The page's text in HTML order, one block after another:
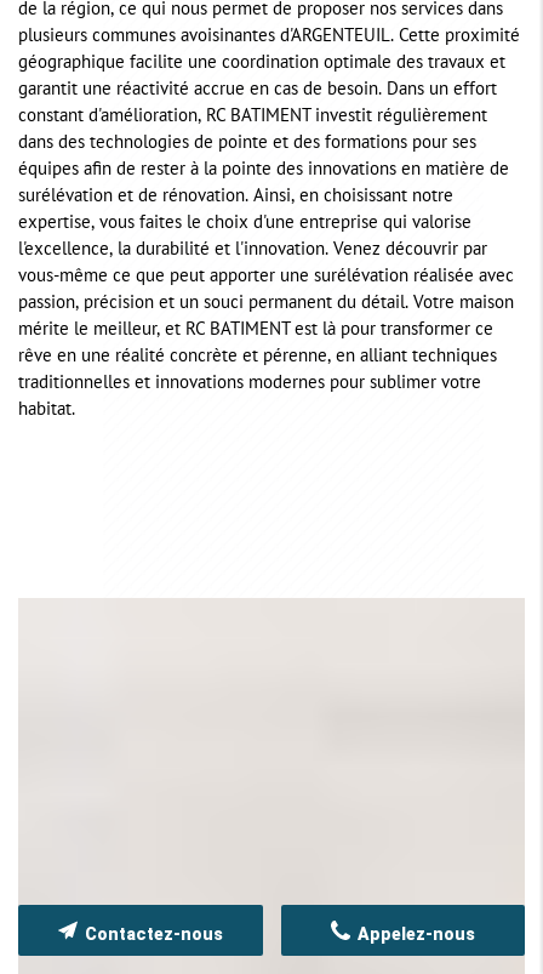
de la région, ce qui nous permet de proposer nos services dans
plusieurs communes avoisinantes d'ARGENTEUIL. Cette proximité
géographique facilite une coordination optimale des travaux et
garantit une réactivité accrue en cas de besoin. Dans un effort
constant d'amélioration, RC BATIMENT investit régulièrement
dans des technologies de pointe et des formations pour ses
équipes afin de rester à la pointe des innovations en matière de
surélévation et de rénovation. Ainsi, en choisissant notre
expertise, vous faites le choix d'une entreprise qui valorise
l'excellence, la durabilité et l'innovation. Venez découvrir par
vous-même ce que peut apporter une surélévation réalisée avec
passion, précision et un souci permanent du détail. Votre maison
mérite le meilleur, et RC BATIMENT est là pour transformer ce
rêve en une réalité concrète et pérenne, en alliant techniques
traditionnelles et innovations modernes pour sublimer votre
habitat.
Appelez-nous
Contactez-nous